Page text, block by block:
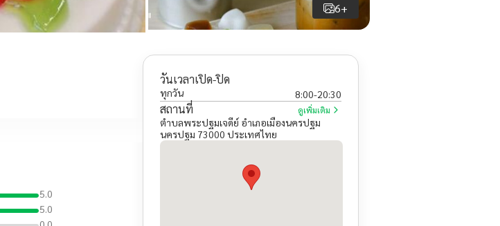
6+
5.0
5.0
วันเวลาเปิด-ปิด
ทุกวัน 8:00-20:30
สถานที่ ดูเพิ่มเติม
ตำบลพระปฐมเจดีย์ อำเภอเมืองนครปฐม
นครปฐม 73000 ประเทศไทย